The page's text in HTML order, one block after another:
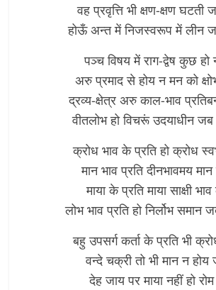
वह प्रवृत्ति भी क्षण-क्षण घटती
होऊँ अन्त में निजस्वरूप में लीन
पञ्च विषय में राग-द्वेष कुछ हो
अरु प्रमाद से होय न मन को
द्रव्य-क्षेत्र अरु काल-भाव
वीतलोभ हो विचरूं उदयाधीन
क्रोध भाव के प्रति हो क्रोध
मान भाव प्रति दीनभावमय
माया के प्रति माया साक्षी
लोभ भाव प्रति हो निर्लोभ समान
बहु उपसर्ग कर्ता के प्रति भी
वन्दे चक्री तो भी मान न होय
देह जाय पर माया नहीं हो